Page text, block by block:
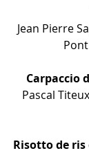
Jean Pierre
Carpaccio
Pascal
Risotto de ris